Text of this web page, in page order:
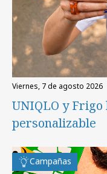
viernes, 7 de agosto 2026
UNIQLO y
personalizable
Campañas